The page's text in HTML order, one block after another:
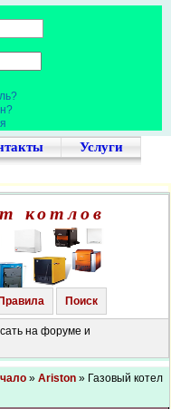
Услуги
котлов
Правила Поиск
на форуме и
» Ariston » Газовый котел